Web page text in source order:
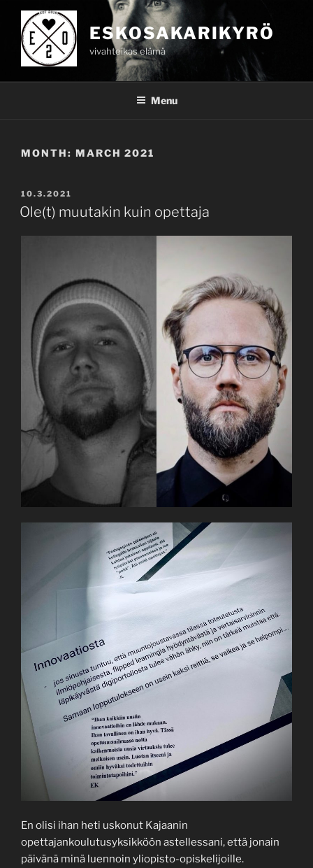
content
ESKOSAKARIKYRÖ
vivahteikas elämä
Menu
MONTH: MARCH 2021
POSTED
ON
10.3.2021
Ole(t) muutakin kuin opettaja
En olisi ihan heti uskonut Kajaanin
opettajankoulutusyksikköön astellessani, että jonain
päivänä minä luennoin yliopisto-opiskelijoille.